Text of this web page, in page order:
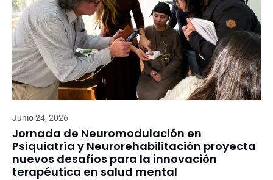
Junio 24, 2026
Jornada de Neuromodulación en
Psiquiatría y Neurorehabilitación proyecta
nuevos desafíos para la innovación
terapéutica en salud mental